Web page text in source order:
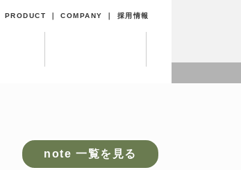
PRODUCT ｜COMPANY 採用情報
note 一覧を見る